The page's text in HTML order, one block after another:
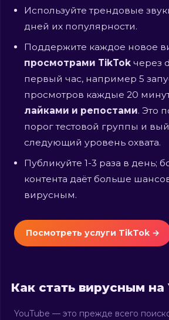
Используйте трендовые
дней их популярности.
Поддержите каждое новое
просмотрами TikTok через
первый час, например 5
просмотров каждые 20
лайками и репостами. Это
порог тестовой группы и
следующий уровень охвата.
Публикуйте 1-3 раза в день;
контента даёт больше
вирусным.
Посмотреть услуги TikTok →
Как стать вирусным на
YouTube — это прежде всего